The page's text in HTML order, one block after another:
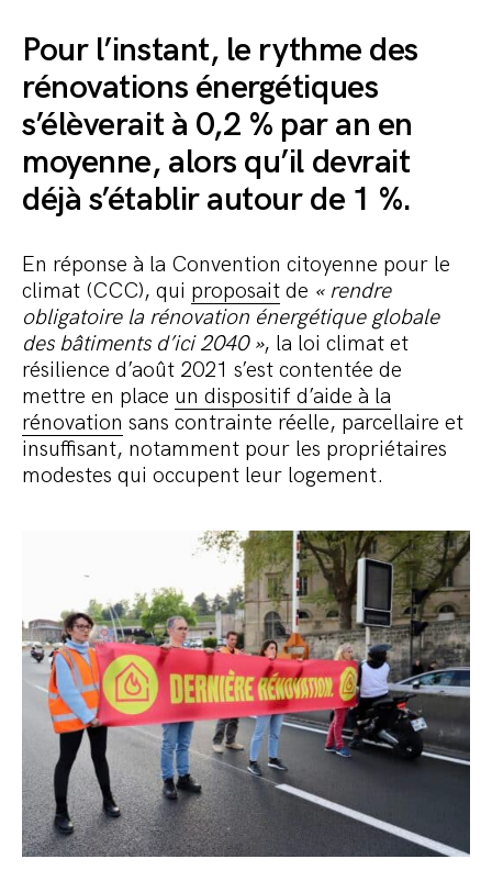
Pour l’instant, le rythme des
rénovations énergétiques
s’élèverait à 0,2 % par an en
moyenne, alors qu’il devrait
déjà s’établir autour de 1 %.
En réponse à la Convention citoyenne pour le
climat (CCC), qui proposait de « rendre
obligatoire la rénovation énergétique globale
des bâtiments d’ici 2040 », la loi climat et
résilience d’août 2021 s’est contentée de
mettre en place un dispositif d’aide à la
rénovation sans contrainte réelle, parcellaire et
insuffisant, notamment pour les propriétaires
modestes qui occupent leur logement.